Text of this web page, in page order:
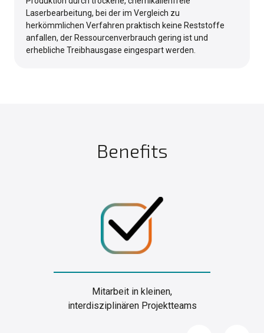
Laserbearbeitung, bei der im Vergleich zu
herkömmlichen Verfahren praktisch keine Reststoffe
anfallen, der Ressourcenverbrauch gering ist und
erhebliche Treibhausgase eingespart werden.
Benefits
Mitarbeit in kleinen,
interdisziplinären Projektteams